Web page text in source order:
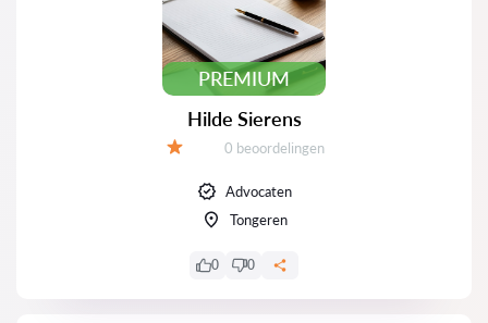
PREMIUM
Hilde Sierens
Beoordelingen:
0 beoordelingen
Advocaten
Tongeren
0 0